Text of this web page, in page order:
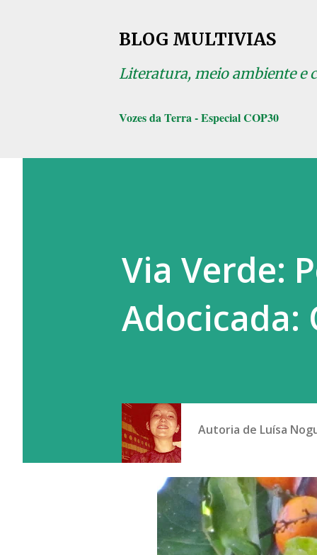
BLOG MULTIVIAS
Literatura, meio ambiente e
Vozes da Terra - Especial COP30
Via Verde:
Adocicada:
Autoria de Luísa